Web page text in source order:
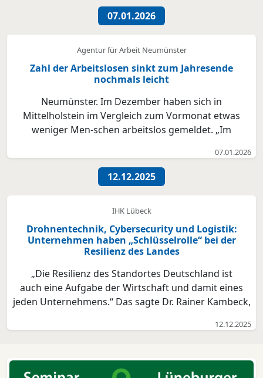
gemeldet als im Vormonat. Für viele arbeitslose
Menschen ...
07.01.2026
Agentur für Arbeit Neumünster
Zahl der Arbeitslosen sinkt zum Jahresende
nochmals leicht
Neumünster. Im Dezember haben sich in
Mittelholstein im Vergleich zum Vormonat etwas
weniger Men-schen arbeitslos gemeldet. „Im
Arbeitslosen nochmals leicht verringert. Mit einer
Arbeitslosenquote von 5,4 Prozent verharrt diese
aber auf gleichem Niveau. Di...
07.01.2026
12.12.2025
IHK Lübeck
Drohnentechnik, Cybersecurity und Logistik:
Unternehmen haben „Schlüsselrolle“ bei der
Resilienz des Landes
„Die Resilienz des Standortes Deutschland ist
auch eine Aufgabe der Wirtschaft und damit eines
jeden Unternehmens.“ Das sagte Dr. Rainer Kambeck,
Mittelstand der Deutschen Industrie- und
Vollversammlung der ...
12.12.2025